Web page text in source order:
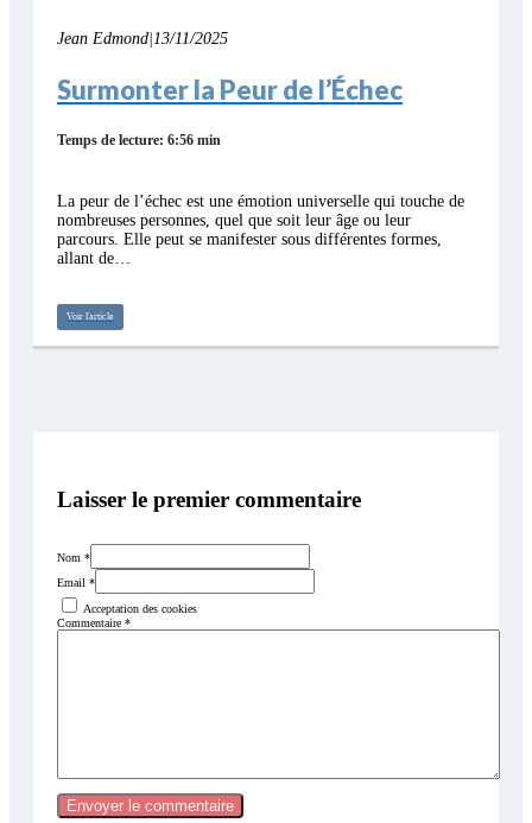
Jean Edmond 13/11/2025
Surmonter la Peur de l’Échec
Temps de lecture: 6:56 min
La peur de l’échec est une émotion universelle qui touche de
nombreuses personnes, quel que soit leur âge ou leur
parcours. Elle peut se manifester sous différentes formes,
allant de…
Voir l'article
Laisser le premier commentaire
Nom *
Email *
Acceptation des cookies
Commentaire *